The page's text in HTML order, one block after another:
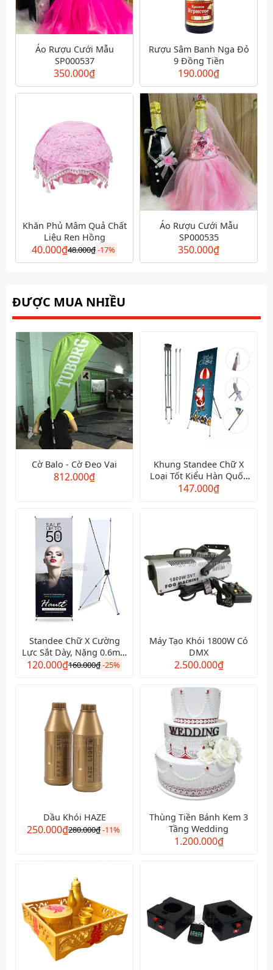
Áo Rượu Cưới Mẫu
SP000537
350.000₫
Rượu Sâm Banh Nga Đỏ
9 Đồng Tiền
190.000₫
Khăn Phủ Mâm Quả Chất
Liệu Ren Hồng
40.000₫48.000₫-17%
Áo Rượu Cưới Mẫu
SP000535
350.000₫
ĐƯỢC MUA NHIỀU
Cờ Balo - Cờ Đeo Vai
812.000₫
Khung Standee Chữ X
Loại Tốt Kiểu Hàn Quốc
0.8x1.8m
147.000₫
Standee Chữ X Cường
Lực Sắt Dày, Nặng 0.6m x
1.6 m
120.000₫160.000₫-25%
Máy Tạo Khói 1800W Có
DMX
2.500.000₫
Dầu Khói HAZE
250.000₫280.000₫-11%
Thùng Tiền Bánh Kem 3
Tầng Wedding
1.200.000₫